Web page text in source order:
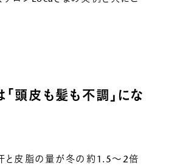
頭皮も髪も不調」にな
と皮脂の量が冬の約1.5〜2倍